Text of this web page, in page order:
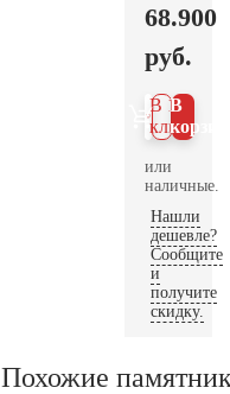
68.900
руб.
В
В 1
клик
или
наличные.
Нашли
дешевле?
Сообщите
и
получите
скидку.
Похожие